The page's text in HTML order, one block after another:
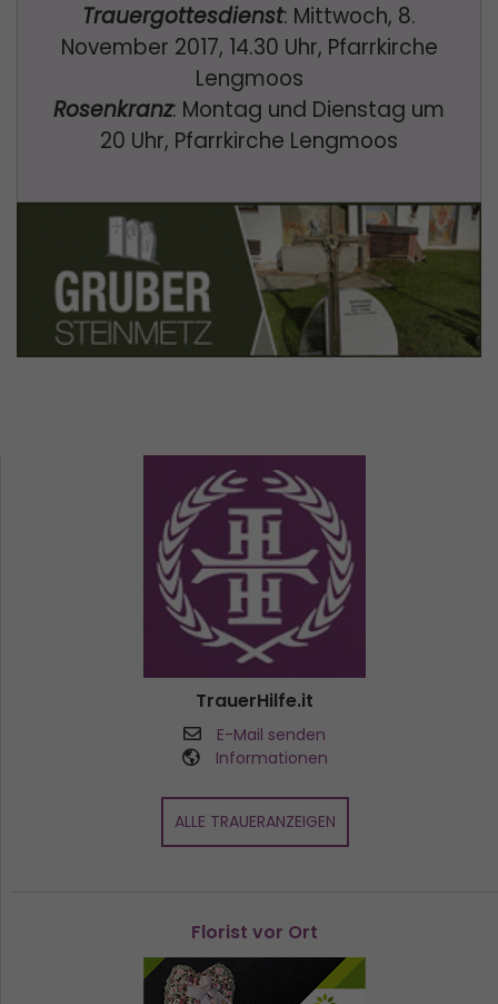
Trauergottesdienst: Mittwoch, 8.
November 2017, 14.30 Uhr, Pfarrkirche
Lengmoos
Rosenkranz: Montag und Dienstag um
20 Uhr, Pfarrkirche Lengmoos
TrauerHilfe.it
E-Mail senden
Informationen
ALLE TRAUERANZEIGEN
Florist vor Ort